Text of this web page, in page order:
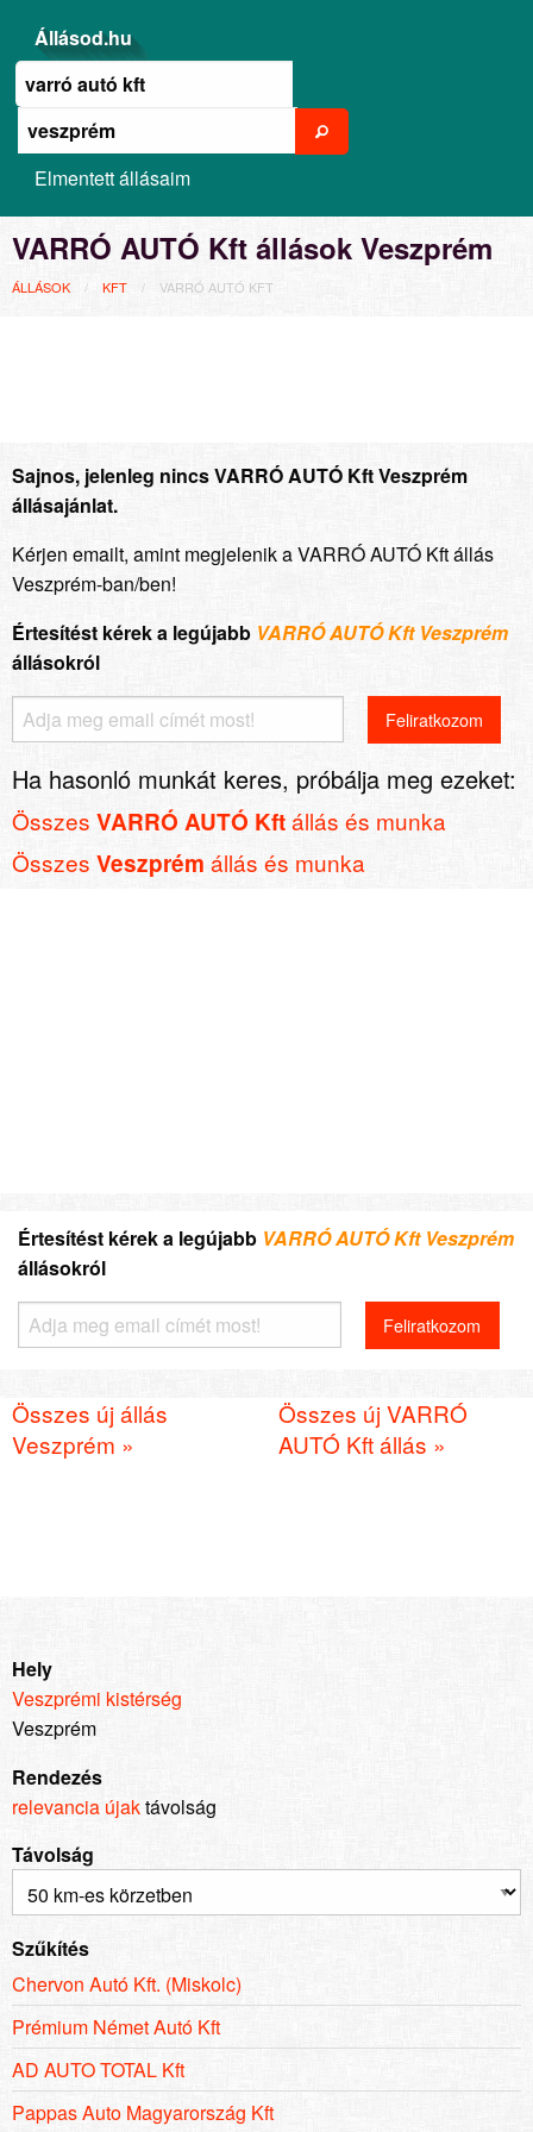
Állásod.hu
Elmentett állásaim
VARRÓ AUTÓ Kft állások Veszprém
ÁLLÁSOK KFT VARRÓ AUTÓ KFT
Sajnos, jelenleg nincs VARRÓ AUTÓ Kft Veszprém
állásajánlat.
Kérjen emailt, amint megjelenik a VARRÓ AUTÓ Kft állás
Veszprém-ban/ben!
Értesítést kérek a legújabb VARRÓ AUTÓ Kft Veszprém
állásokról
Ha hasonló munkát keres, próbálja meg ezeket:
Összes VARRÓ AUTÓ Kftállás és munka
Összes Veszprém állás és munka
Értesítést kérek a legújabb VARRÓ AUTÓ Kft Veszprém
állásokról
Összes új állás
Veszprém »
Összes új VARRÓ
AUTÓ Kft állás »
Hely
Veszprémi kistérség
Veszprém
Rendezés
relevancia újaktávolság
Távolság
Szűkítés
Chervon Autó Kft. (Miskolc)
Prémium Német Autó Kft
AD AUTO TOTAL Kft
Pappas Auto Magyarország Kft